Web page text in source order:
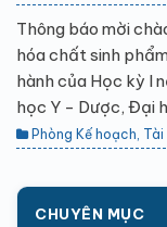
Thông báo mời
hóa chất sinh
hành của Học kỳ I
học Y - Dược, Đại
Phòng Kế hoạch,
CHUYÊN MỤC